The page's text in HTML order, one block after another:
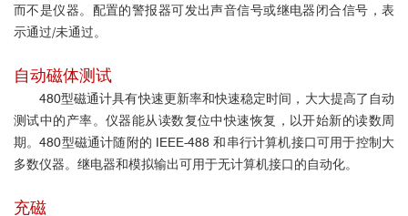
而不是仪器。配置的警报器可发出声音信号或继电器闭合信号，表
示通过/未通过。
自动磁体测试
480型磁通计具有快速更新率和快速稳定时间，大大提高了自动
测试中的产率。仪器能从读数复位中快速恢复，以开始新的读数周
期。480型磁通计随附的 IEEE-488 和串行计算机接口可用于控制大
多数仪器。继电器和模拟输出可用于无计算机接口的自动化。
充磁